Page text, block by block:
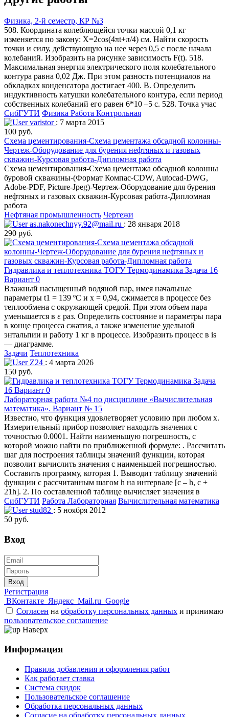
Физика, 2-й семестр, КР №3
508. Координата колеблющейся точки массой 0,1 кг
изменяется по закону: Х=2cos(4πt+π/4) см. Найти скорость
точки и силу, действующую на нее через 0,5 с после начала
колебаний. Изобразить на рисунке зависимость F(t). 518.
Максимальная энергия электрического поля колебательного
контура равна 0,02 Дж. При этом разность потенциалов на
обкладках конденсатора достигает 400. В. Определить
индуктивность катушки колебательного контура, если период
собственных колебаний его равен 6*10 –5 с. 528. Точка учас
СибГУТИ Физика Работа Контрольная
varistor : 7 марта 2015
100 руб.
Схема цементирования-Схема цементажа обсадной колонны-
Чертеж-Оборудование для бурения нефтяных и газовых
скважин-Курсовая работа-Дипломная работа
Схема цементирования-Схема цементажа обсадной колонны
буровой скважины-(Формат Компас-CDW, Autocad-DWG,
Adobe-PDF, Picture-Jpeg)-Чертеж-Оборудование для бурения
нефтяных и газовых скважин-Курсовая работа-Дипломная
работа
Нефтяная промышленность Чертежи
as.nakonechnyy.92@mail.ru : 28 января 2018
290 руб.
Гидравлика и теплотехника ТОГУ Термодинамика Задача 16
Вариант 0
Влажный насыщенный водяной пар, имея начальные
параметры t1 = 139 ºС и х = 0,94, сжимается в процессе без
теплообмена с окружающей средой. При этом объем пара
уменьшается в ε раз. Определить состояние и параметры пара
в конце процесса сжатия, а также изменение удельной
энтальпии и работу 1 кг в процессе. Изобразить процесс в is
— диаграмме.
Задачи Теплотехника
Z24 : 4 марта 2026
150 руб.
Лабораторная работа №4 по дисциплине «Вычислительная
математика». Вариант № 15
Известно, что функция удовлетворяет условию при любом x.
Измерительный прибор позволяет находить значения с
точностью 0.0001. Найти наименьшую погрешность, с
которой можно найти по приближенной формуле: . Рассчитать
шаг для построения таблицы значений функции, которая
позволит вычислить значения с наименьшей погрешностью.
Составить программу, которая 1. Выводит таблицу значений
функции с рассчитанным шагом h на интервале [c – h, c +
21h]. 2. По составленной таблице вычисляет значения в
СибГУТИ Работа Лабораторная Вычислительная математика
stud82 : 5 ноября 2012
50 руб.
Вход
Вход
Регистрация
ВКонтакте Яндекс Mail.ru Google
Согласен на обработку персональных данных и принимаю
пользовательское соглашение
Наверх
Информация
Правила добавления и оформления работ
Как работает ставка
Система скидок
Пользовательское соглашение
Обработка персональных данных
Согласие на обработку персональных данных